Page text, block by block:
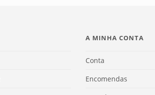
A MINHA CONTA
Conta
Encomendas